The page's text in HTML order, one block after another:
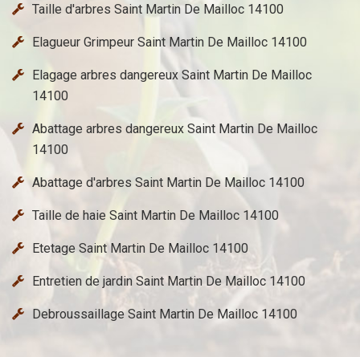
Taille d'arbres Saint Martin De Mailloc 14100
Elagueur Grimpeur Saint Martin De Mailloc 14100
Elagage arbres dangereux Saint Martin De Mailloc
14100
Abattage arbres dangereux Saint Martin De Mailloc
14100
Abattage d'arbres Saint Martin De Mailloc 14100
Taille de haie Saint Martin De Mailloc 14100
Etetage Saint Martin De Mailloc 14100
Entretien de jardin Saint Martin De Mailloc 14100
Debroussaillage Saint Martin De Mailloc 14100